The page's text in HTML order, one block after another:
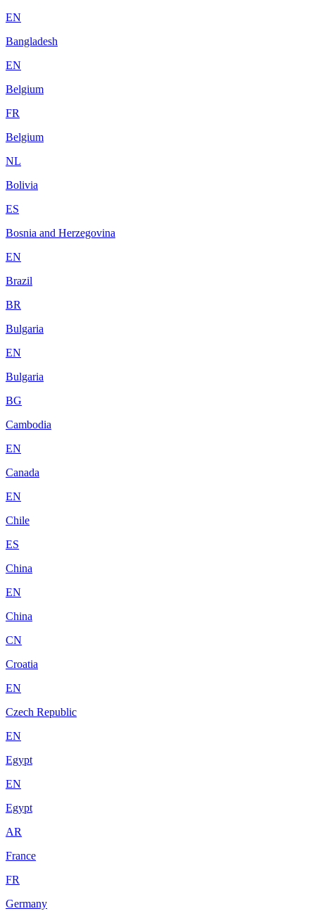
EN
Bangladesh
EN
Belgium
FR
Belgium
NL
Bolivia
ES
Bosnia and Herzegovina
EN
Brazil
BR
Bulgaria
EN
Bulgaria
BG
Cambodia
EN
Canada
EN
Chile
ES
China
EN
China
CN
Croatia
EN
Czech Republic
EN
Egypt
EN
Egypt
AR
France
FR
Germany